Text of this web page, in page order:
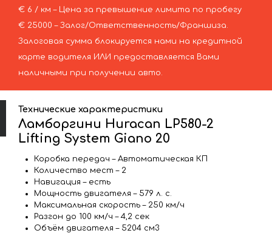
€ 6 / км – Цена за превышение лимита по пробегу
€ 25000 – Залог/Ответственность/Франшиза.
Залоговая сумма блокируется нами на кредитной
карте водителя ИЛИ предоставляется Вами
наличными при получении авто.
Технические характеристики
Ламборгини Huracan LP580-2
Lifting System Giano 20
Коробка передач – Автоматическая КП
Количество мест – 2
Навигация – есть
Мощность двигателя – 579 л. с.
Максимальная скорость – 250 км/ч
Разгон до 100 км/ч – 4,2 сек
Объём двигателя – 5204 см3